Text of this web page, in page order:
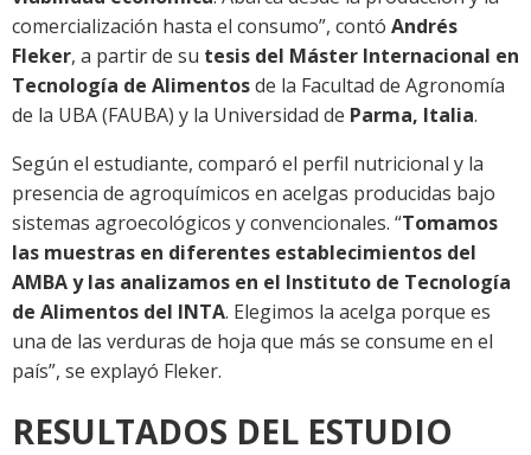
comercialización hasta el consumo”, contó Andrés
Fleker, a partir de su tesis del Máster Internacional en
Tecnología de Alimentosde la Facultad de Agronomía
de la UBA (FAUBA) y la Universidad de Parma, Italia.
Según el estudiante, comparó el perfil nutricional y la
presencia de agroquímicos en acelgas producidas bajo
sistemas agroecológicos y convencionales. “Tomamos
las muestras en diferentes establecimientos del
AMBA y las analizamos en el Instituto de Tecnología
de Alimentos del INTA. Elegimos la acelga porque es
una de las verduras de hoja que más se consume en el
país”, se explayó Fleker.
RESULTADOS DEL ESTUDIO